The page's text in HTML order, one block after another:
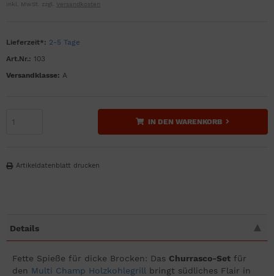
inkl. MwSt. zzgl. Versandkosten
Lieferzeit*: 2-5 Tage
Art.Nr.: 103
Versandklasse: A
IN DEN WARENKORB
Artikeldatenblatt drucken
Details
Fette Spieße für dicke Brocken: Das Churrasco-Set für
den Multi Champ Holzkohlegrill bringt südliches Flair in